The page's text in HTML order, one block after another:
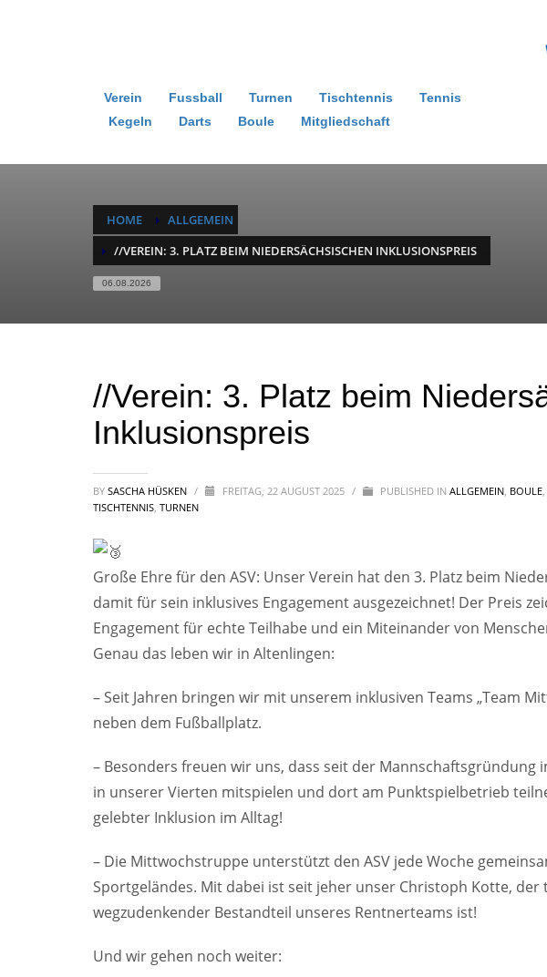
Verein Fussball Turnen Tischtennis
Tennis
Kegeln
Darts Boule Mitgliedschaft
HOME
ALLGEMEIN
//VEREIN: 3. PLATZ BEIM NIEDERSÄCHSISCHEN INKLUSIONSPREIS
06.08.2026
//Verein: 3. Platz beim
Inklusionspreis
BY SASCHA HÜSKEN / FREITAG, 22 AUGUST 2025 / PUBLISHED IN ALLGEMEIN, BOULE,
TISCHTENNIS, TURNEN
Große Ehre für den ASV: Unser Verein hat den 3. Platz beim
damit für sein inklusives Engagement ausgezeichnet! Der Preis
Engagement für echte Teilhabe und ein Miteinander von
Genau das leben wir in Altenlingen:
– Seit Jahren bringen wir mit unserem inklusiven Teams „Team
neben dem Fußballplatz.
– Besonders freuen wir uns, dass seit der Mannschaftsgründung
in unserer Vierten mitspielen und dort am Punktspielbetrieb
gelebter Inklusion im Alltag!
– Die Mittwochstruppe unterstützt den ASV jede Woche
Sportgeländes. Mit dabei ist seit jeher unser Christoph Kotte,
wegzudenkender Bestandteil unseres Rentnerteams ist!
Und wir gehen noch weiter: